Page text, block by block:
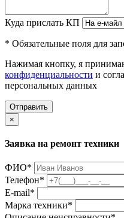
Куда прислать КП
* Обязательные поля для
Нажимая кнопку, я
конфиденциальности и
персональных данных
Отправить
×
Заявка на ремонт техники
ФИО*
Телефон*
E-mail*
Марка техники*